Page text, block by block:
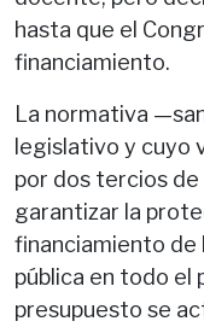
hasta que el
financiamiento.
La normativa
legislativo y cuyo
por dos tercios
garantizar la
financiamiento de
pública en todo el
presupuesto se